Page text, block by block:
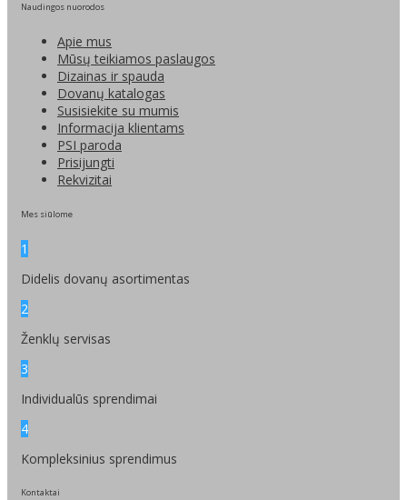
Naudingos nuorodos
Apie mus
Mūsų teikiamos paslaugos
Dizainas ir spauda
Dovanų katalogas
Susisiekite su mumis
Informacija klientams
PSI paroda
Prisijungti
Rekvizitai
Mes siūlome
1
Didelis dovanų asortimentas
2
Ženklų servisas
3
Individualūs sprendimai
4
Kompleksinius sprendimus
Kontaktai